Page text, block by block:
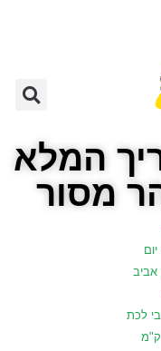
המלא
מסור
אביב
לכת